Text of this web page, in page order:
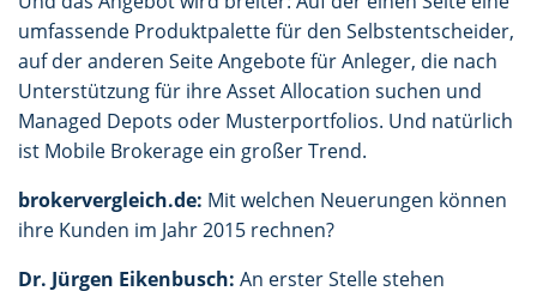
umfassende Produktpalette für den Selbstentscheider,
auf der anderen Seite Angebote für Anleger, die nach
Unterstützung für ihre Asset Allocation suchen und
Managed Depots oder Musterportfolios. Und natürlich
ist Mobile Brokerage ein großer Trend.
brokervergleich.de: Mit welchen Neuerungen können
ihre Kunden im Jahr 2015 rechnen?
Dr. Jürgen Eikenbusch: An erster Stelle stehen